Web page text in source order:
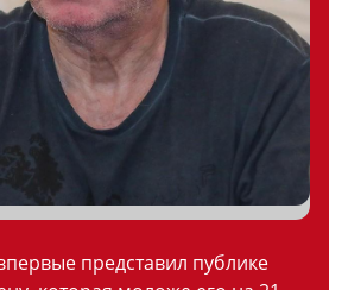
представил публике